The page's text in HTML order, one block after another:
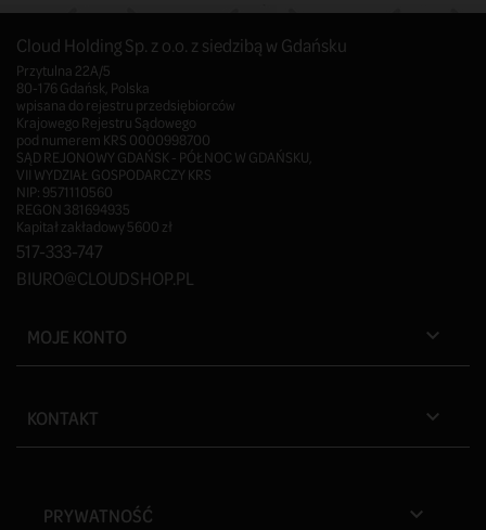
Cloud Holding Sp. z o.o. z siedzibą w Gdańsku
Przytulna 22A/5
80-176 Gdańsk, Polska
wpisana do rejestru przedsiębiorców
Krajowego Rejestru Sądowego
pod numerem KRS 0000998700
SĄD REJONOWY GDAŃSK - PÓŁNOC W GDAŃSKU,
VII WYDZIAŁ GOSPODARCZY KRS
NIP: 9571110560
REGON 381694935
Kapitał zakładowy 5600 zł
517-333-747
BIURO@CLOUDSHOP.PL
MOJE KONTO 
KONTAKT 
PRYWATNOŚĆ 